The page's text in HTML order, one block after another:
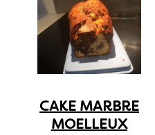
CAKE MARBRE
MOELLEUX